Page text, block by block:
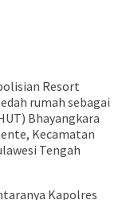
Resort
rumah sebagai
Bhayangkara
Kecamatan
Tengah
Kapolres